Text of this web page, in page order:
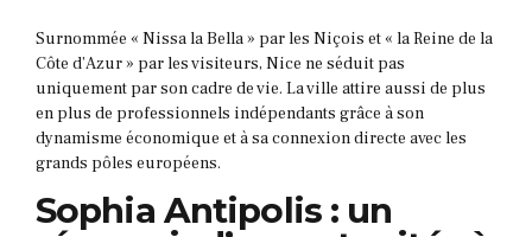
Surnommée « Nissa la Bella » par les Niçois et « la Reine de la
Côte d’Azur » par les visiteurs, Nice ne séduit pas
uniquement par son cadre de vie. La ville attire aussi de plus
en plus de professionnels indépendants grâce à son
dynamisme économique et à sa connexion directe avec les
grands pôles européens.
Sophia Antipolis : un